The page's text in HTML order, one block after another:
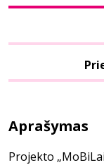
Aprašymas
Projekto